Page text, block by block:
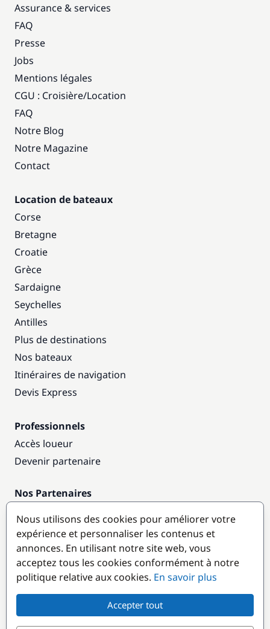
Assurance & services
FAQ
Presse
Jobs
Mentions légales
CGU : Croisière/Location
FAQ
Notre Blog
Notre Magazine
Contact
Location de bateaux
Corse
Bretagne
Croatie
Grèce
Sardaigne
Seychelles
Antilles
Plus de destinations
Nos bateaux
Itinéraires de navigation
Devis Express
Professionnels
Accès loueur
Devenir partenaire
Nos Partenaires
Destinations populaires
Nous utilisons des cookies pour améliorer votre
expérience et personnaliser les contenus et
annonces. En utilisant notre site web, vous
acceptez tous les cookies conformément à notre
politique relative aux cookies. En savoir plus
Accepter tout